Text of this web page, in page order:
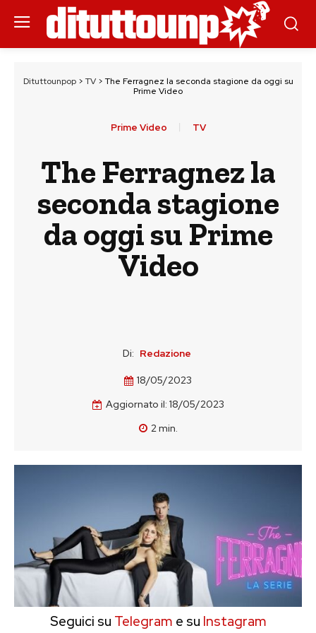
Dituttounpop> TV> The Ferragnez la seconda stagione da oggi su
Prime Video
Prime Video TV
The Ferragnez la
seconda stagione
da oggi su Prime
Video
Di: Redazione
18/05/2023
Aggiornato il: 18/05/2023
2min.
Seguici su Telegram e su Instagram